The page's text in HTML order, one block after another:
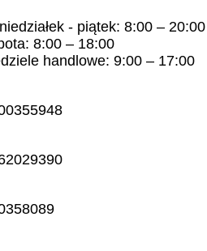
- piątek: 8:00 – 20:00
8:00 – 18:00
handlowe: 9:00 – 17:00